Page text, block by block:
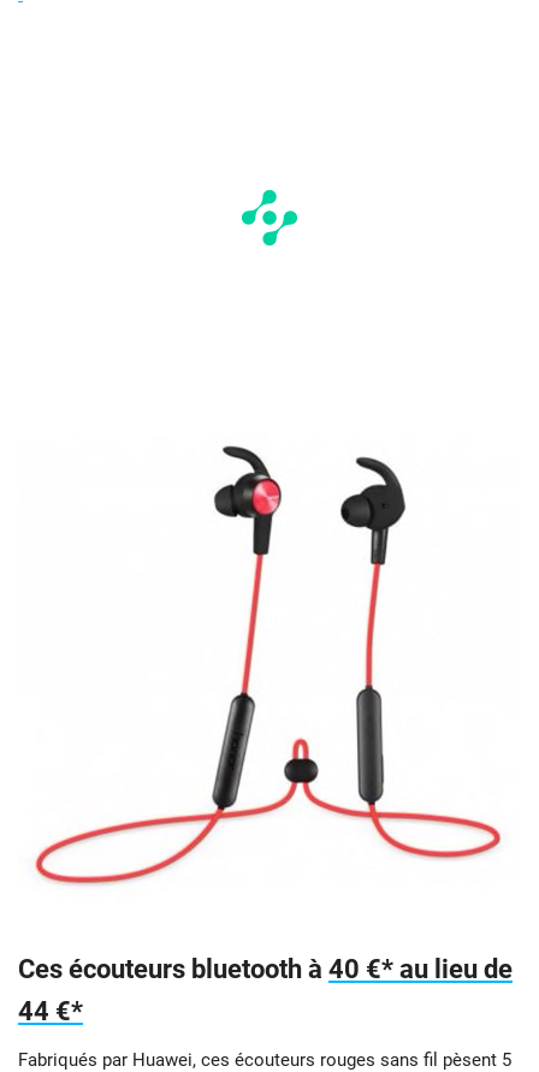
Ces écouteurs bluetooth à 40 €* au lieu de
44 €*
Fabriqués par Huawei, ces écouteurs rouges sans fil pèsent 5